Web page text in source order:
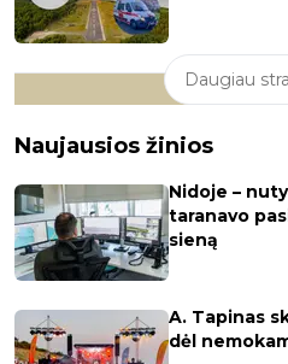
Daugiau
Naujausios žinios
Nidoje –
taranavo
sieną
A. Tapinas
dėl